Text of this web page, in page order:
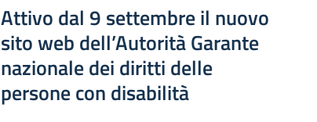
Attivo dal 9 settembre il nuovo
sito web dell’Autorità Garante
nazionale dei diritti delle
persone con disabilità